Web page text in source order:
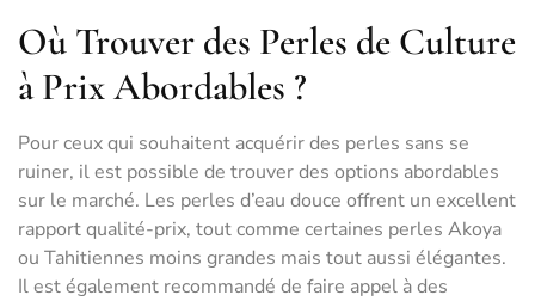
Où Trouver des Perles de Culture
à Prix Abordables ?
Pour ceux qui souhaitent acquérir des perles sans se
ruiner, il est possible de trouver des options abordables
sur le marché. Les perles d’eau douce offrent un excellent
rapport qualité-prix, tout comme certaines perles Akoya
ou Tahitiennes moins grandes mais tout aussi élégantes.
Il est également recommandé de faire appel à des